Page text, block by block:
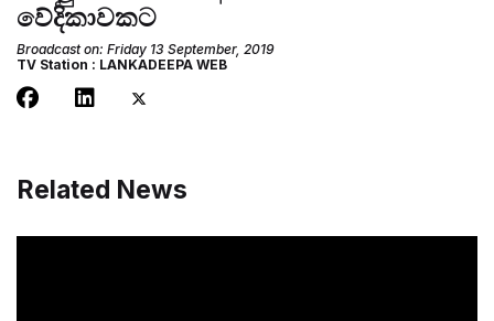
වේදිකාවකට
Broadcast on: Friday 13 September, 2019
TV Station : LANKADEEPA WEB
Related News